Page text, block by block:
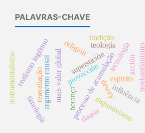
PALAVRAS-CHAVE
argumento causal superstición
proyección
processo de acumulação
mais-valor global
disjuntivismo
religión
realismo ingênuo tecnología
instrumentalismo dewey
teología
espirito
influência
neokantianismo
dasein
herança
reavaliação
tradição
timología
acción